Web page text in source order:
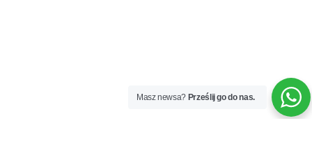
Masz newsa? Prześlij go do nas.